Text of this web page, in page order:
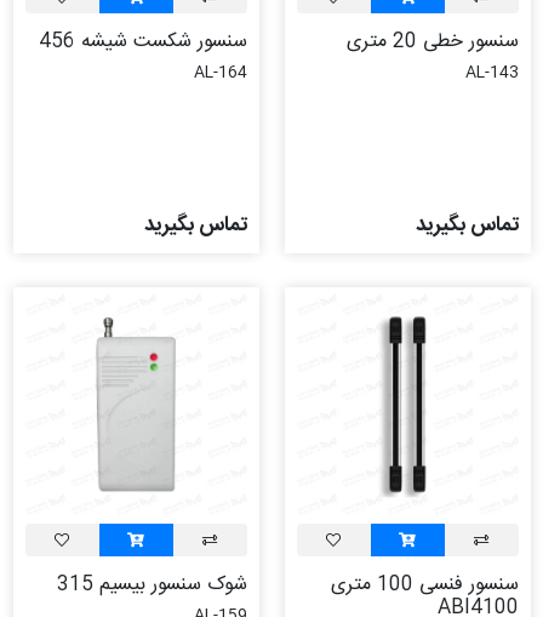
سنسور خطی 20 متری
AL-143
تماس بگیرید
سنسور شکست شیشه 456
AL-164
تماس بگیرید
سنسور فنسی 100 متری
ABI4100
شوک سنسور بیسیم 315